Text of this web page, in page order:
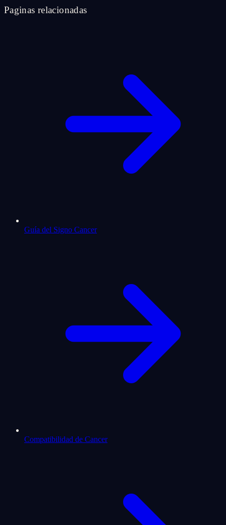
Paginas relacionadas
Guía del Signo Cancer
Compatibilidad de Cancer